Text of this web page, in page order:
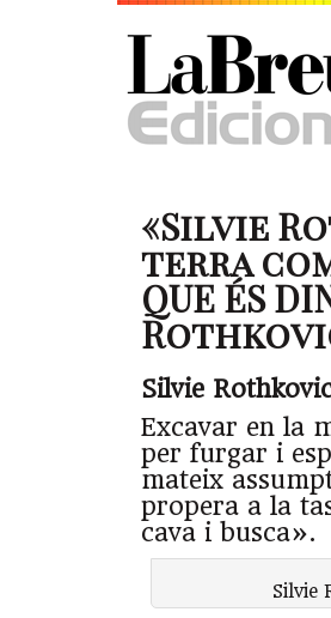
«Silvie
terra
QUE ÉS
Silvie
Excavar en la
per furgar i
mateix
propera a la
cava i busca».
Silvie